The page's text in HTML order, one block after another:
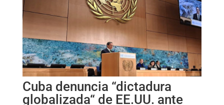
Cuba denuncia “dictadura
globalizada“ de EE.UU. ante